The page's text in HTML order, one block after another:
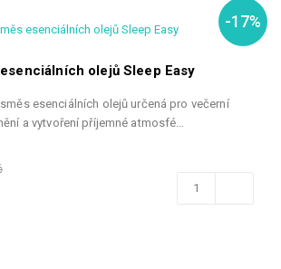
-17%
olejů Sleep Easy
esenciálních olejů určená pro večerní
a vytvoření příjemné atmosfé…